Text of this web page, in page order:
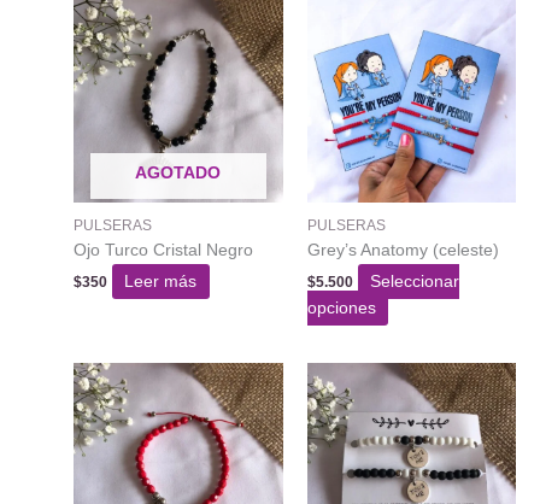
AGOTADO
PULSERAS
Ojo Turco Cristal Negro
$350 Leer más
PULSERAS
Grey’s Anatomy (celeste)
$5.500
Seleccionar
opciones
tiene
varias
variantes.
Las
opciones
se